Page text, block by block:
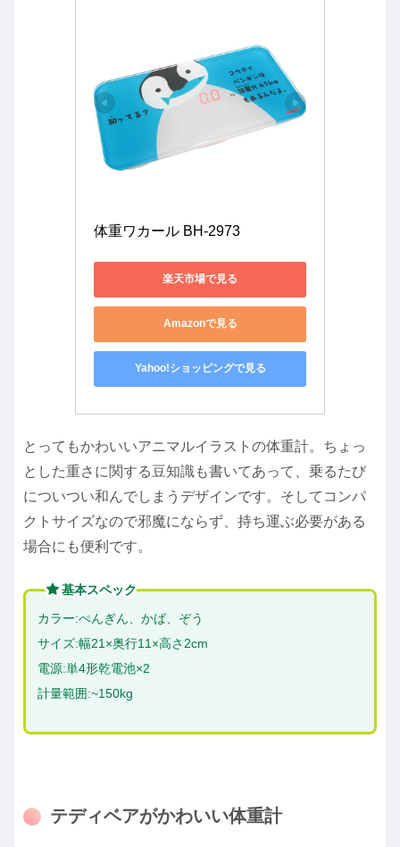
体重ワカール BH-2973
楽天市場で見る
Amazonで見る
Yahoo!ショッピングで見る
とってもかわいいアニマルイラストの体重計。ちょっ
とした重さに関する豆知識も書いてあって、乗るたび
についつい和んでしまうデザインです。そしてコンパ
クトサイズなので邪魔にならず、持ち運ぶ必要がある
場合にも便利です。
基本スペック
カラー:ぺんぎん、かば、ぞう
サイズ:幅21×奥行11×高さ2cm
電源:単4形乾電池×2
計量範囲:~150kg
テディベアがかわいい体重計